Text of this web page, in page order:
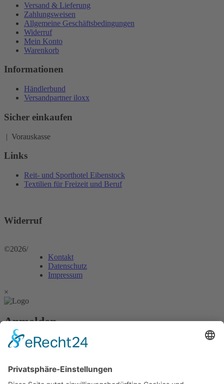
Versand & Lieferung
Zahlungsweisen
Allgemeine Geschäftsbedingungen
Widerruf
Mein Konto
Warenkorb
Informationen
Händlerbund
Versandpartner iloxx
Sicher einkaufen
| Vorauskasse
Links
Reit- und Sporthotel Eibenstock
Textilien für Freizeit und Beruf
Widerruf
©2026/
Kontakt
Datenschutz
Impressum
×
Anmelden
Passwort vergessen?